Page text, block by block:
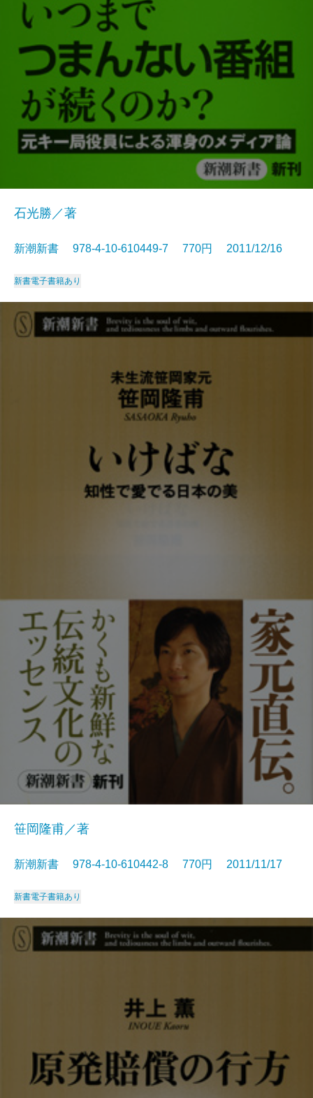
石光勝／著
新潮新書 978-4-10-610449-7 770円 2011/12/16
新書電子書籍あり
笹岡隆甫／著
新潮新書 978-4-10-610442-8 770円 2011/11/17
新書電子書籍あり